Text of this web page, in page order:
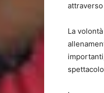
La